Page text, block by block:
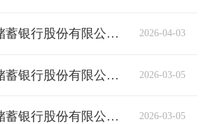
2026-04-03
关于中国邮政储蓄银行股份有限公司蛟河市河北街支行换领《中华人民共和国金融许可证》的公告
2026-03-05
关于中国邮政储蓄银行股份有限公司长春市大屯镇营业所代理营业机构换领《中华人民共和国金融许可证》的公告
2026-03-05
关于中国邮政储蓄银行股份有限公司梨树县林海镇营业所代理营业机构换领《中华人民共和国金融许可证》的公告